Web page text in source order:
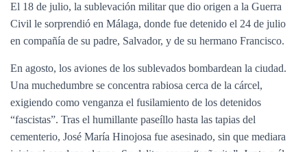
El 18 de julio, la sublevación militar que dio origen a la Guerra
Civil le sorprendió en Málaga, donde fue detenido el 24 de julio
en compañía de su padre, Salvador, y de su hermano Francisco.
En agosto, los aviones de los sublevados bombardean la ciudad.
Una muchedumbre se concentra rabiosa cerca de la cárcel,
exigiendo como venganza el fusilamiento de los detenidos
“fascistas”. Tras el humillante paseíllo hasta las tapias del
cementerio, José María Hinojosa fue asesinado, sin que mediara